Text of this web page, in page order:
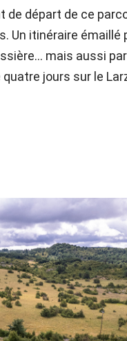
départ de ce
Un itinéraire émaillé
mais aussi
quatre jours sur le